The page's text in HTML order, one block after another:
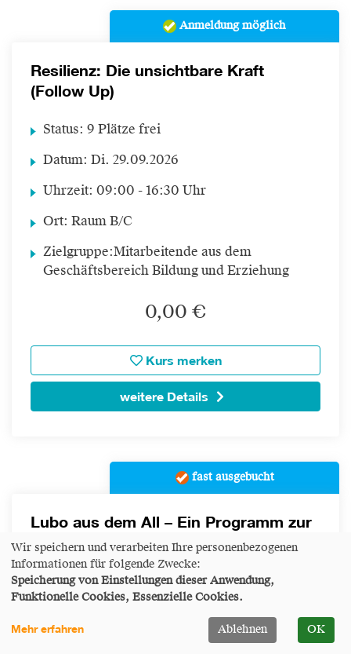
Anmeldung möglich
Resilienz: Die unsichtbare Kraft
(Follow Up)
Status: 9 Plätze frei
Datum: Di. 29.09.2026
Uhrzeit: 09:00 - 16:30 Uhr
Ort: Raum B/C
Zielgruppe:Mitarbeitende aus dem
Geschäftsbereich Bildung und Erziehung
0,00 €
Kurs merken
weitere Details
fast ausgebucht
Lubo aus dem All – Ein Programm zur
Gewaltprävention in
Kindertageseinrichtungen
Status:1 Plätze frei
Datum: 11.09.2026
Wir speichern und verarbeiten Ihre personenbezogenen
Informationen für folgende Zwecke:
Speicherung von Einstellungen dieser Anwendung,
Funktionelle Cookies, Essenzielle Cookies.
Mehr erfahren Ablehnen OK